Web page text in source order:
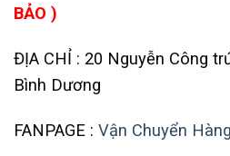
BẢO )
ĐỊA CHỈ : 20 Nguyễn Công
Bình Dương
FANPAGE : Vận Chuyển